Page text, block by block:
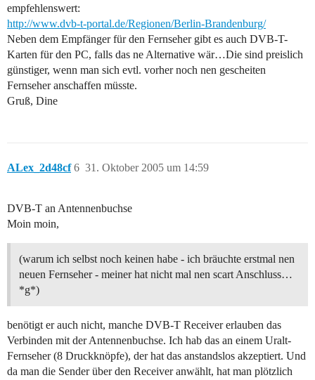
empfehlenswert:
http://www.dvb-t-portal.de/Regionen/Berlin-Brandenburg/
Neben dem Empfänger für den Fernseher gibt es auch DVB-T-
Karten für den PC, falls das ne Alternative wär…Die sind preislich
günstiger, wenn man sich evtl. vorher noch nen gescheiten
Fernseher anschaffen müsste.
Gruß, Dine
ALex_2d48cf 31. Oktober 2005 um 14:59
6
DVB-T an Antennenbuchse
Moin moin,
(warum ich selbst noch keinen habe - ich bräuchte erstmal nen
neuen Fernseher - meiner hat nicht mal nen scart Anschluss…
*g*)
benötigt er auch nicht, manche DVB-T Receiver erlauben das
Verbinden mit der Antennenbuchse. Ich hab das an einem Uralt-
Fernseher (8 Druckknöpfe), der hat das anstandslos akzeptiert. Und
da man die Sender über den Receiver anwählt, hat man plötzlich